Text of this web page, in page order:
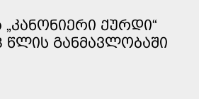
ᲥᲣᲠᲓᲘ“
ᲒᲐᲜᲛᲐᲕᲚᲝᲑᲐᲨᲘ